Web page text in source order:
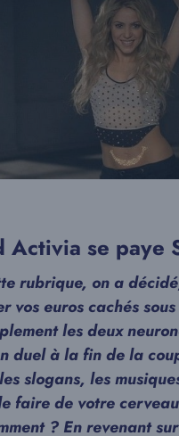
Activia se paye
rubrique, on a
vos euros cachés
les deux
duel à la fin de la
slogans, les
faire de votre
? En revenant